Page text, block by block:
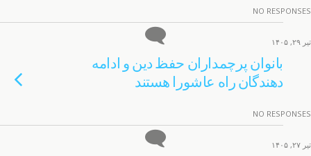
NO RESPONSES
تیر ۲۹, ۱۴۰۵
بانوان پرچمداران حفظ دین و ادامه
دهندگان راه عاشورا هستند
NO RESPONSES
تیر ۲۷, ۱۴۰۵